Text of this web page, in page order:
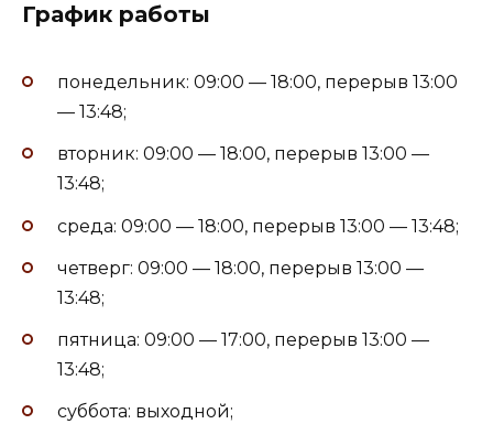
График работы
понедельник: 09:00 — 18:00, перерыв 13:00
— 13:48;
вторник: 09:00 — 18:00, перерыв 13:00 —
13:48;
среда: 09:00 — 18:00, перерыв 13:00 — 13:48;
четверг: 09:00 — 18:00, перерыв 13:00 —
13:48;
пятница: 09:00 — 17:00, перерыв 13:00 —
13:48;
суббота: выходной;